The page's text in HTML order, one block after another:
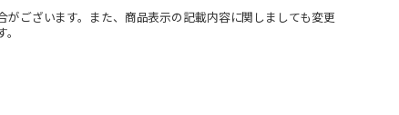
ございます。また、商品表示の記載内容に関しましても変更